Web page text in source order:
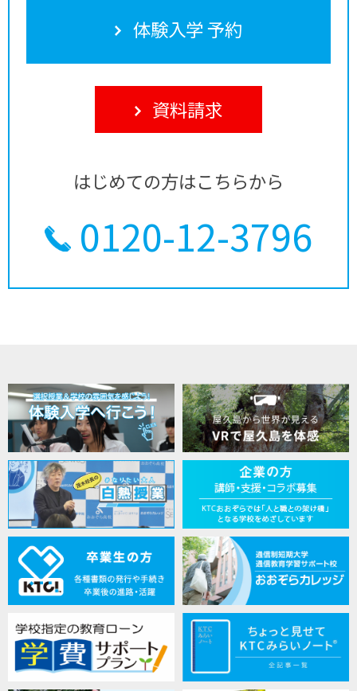
体験入学 予約
資料請求
はじめての方はこちらから
0120-12-3796